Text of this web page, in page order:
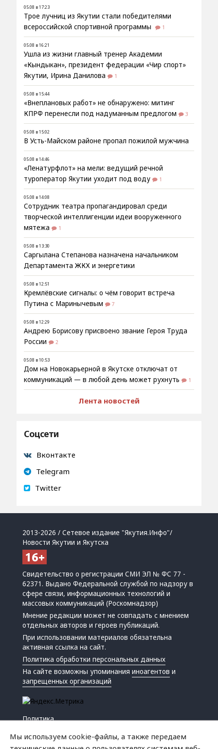
05.08 в 17:23
Трое лучниц из Якутии стали победителями
всероссийской спортивной программы
1
05.08 в 16:21
Ушла из жизни главный тренер Академии
«Кындыкан», президент федерации «Чир спорт»
Якутии, Ирина Данилова
1
05.08 в 15:44
«Внеплановых работ» не обнаружено: митинг
КПРФ перенесли под надуманным предлогом
3
05.08 в 15:02
В Усть-Майском районе пропал пожилой мужчина
05.08 в 14:46
«Ленатурфлот» на мели: ведущий речной
туроператор Якутии уходит под воду
1
05.08 в 14:08
Сотрудник театра пропагандировал среди
творческой интеллигенции идеи вооруженного
мятежа
1
05.08 в 13:30
Саргылана Степанова назначена начальником
Департамента ЖКХ и энергетики
05.08 в 12:51
Кремлёвские сигналы: о чём говорит встреча
Путина с Маринычевым
7
05.08 в 12:29
Андрею Борисову присвоено звание Героя Труда
России
2
05.08 в 10:53
Дом на Новокарьерной в Якутске отключат от
коммуникаций — в любой день может рухнуть
1
Лента новостей
Соцсети
Вконтакте
Telegram
Twitter
2013-2026 / Сетевое издание "Якутия.Инфо"/
Новости Якутии и Якутска
Свидетельство о регистрации СМИ ЭЛ № ФС 77 -
62371. Выдано Федеральной службой по надзору в
сфере связи, информационных технологий и
массовых коммуникаций (Роскомнадзор)
Мнение редакции может не совпадать с мнением
отдельных авторов и героев публикаций.
При использовании материалов обязательна
активная ссылка на сайт.
Политика обработки персональных данных
На сайте возможны упоминанияиноагентов и
запрещенных организаций
Политика
Мы используем cookie-файлы, а также передаем